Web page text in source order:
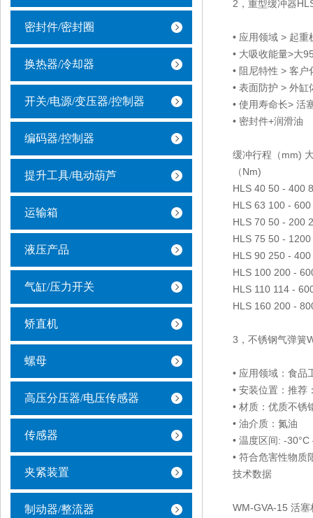
密封件/密封圈
换热器/冷却器
开关/电源/变压器/控制器
编码器/控制器
提升工具/电动葫芦
运输箱
液压产品
气缸/压力开关
矫直机
螺母
高压分压器/电压传感器
传感器
夹紧装置
制动器/整流器
2，重型缓冲器
• 应用领域 > 起重
• 大吸收能量>大
• 阻尼特性 > 客户
• 表面防护 > 外缸
• 使用寿命长> 活
• 密封件+润滑油
缓冲行程（mm)
（Nm)
HLS 40 50 - 400
HLS 63 100 -
HLS 70 50 - 200
HLS 75 50 -
HLS 90 250 -
HLS 100 200 -
HLS 110 114 -
HLS 160 200 -
3，不锈钢气弹簧
• 应用领域：食品
• 安装位置：推荐
• 材质：优质不锈
• 油介质：氮油
• 温度区间: -30°C
• 符合危害性物质
技术数据
WM-GVA-15 活